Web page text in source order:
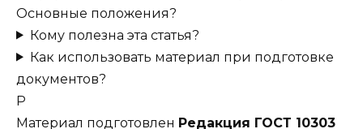
Основные положения?
Кому полезна эта статья?
Как использовать материал при подготовке
документов?
Р
Материал подготовлен Редакция ГОСТ 10303